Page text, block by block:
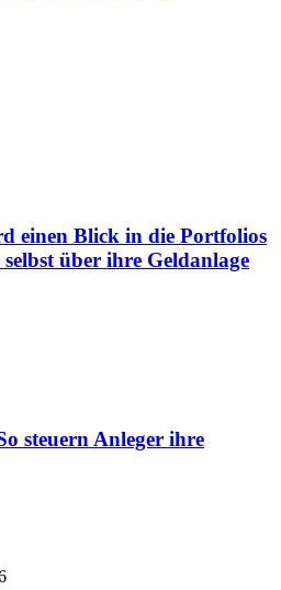
einen Blick in die Portfolios
über ihre Geldanlage
steuern Anleger ihre